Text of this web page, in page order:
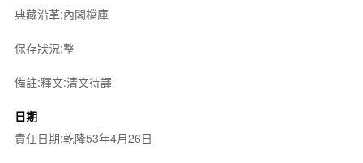
典藏沿革:內閣檔庫
保存狀況:整
備註:釋文:清文待譯
日期
責任日期:乾隆53年4月26日